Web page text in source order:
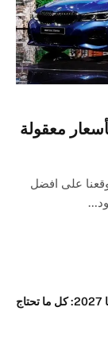
معقولة
على افضل
دليل تصريح الإقامة في إيطاليا 2027: كل ما تحتاج